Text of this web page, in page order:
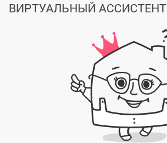
ВИРТУАЛЬНЫЙ АССИСТЕНТ